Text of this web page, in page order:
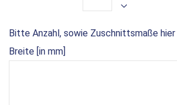
Bitte Anzahl, sowie Zuschnittsmaße
Breite [in mm]